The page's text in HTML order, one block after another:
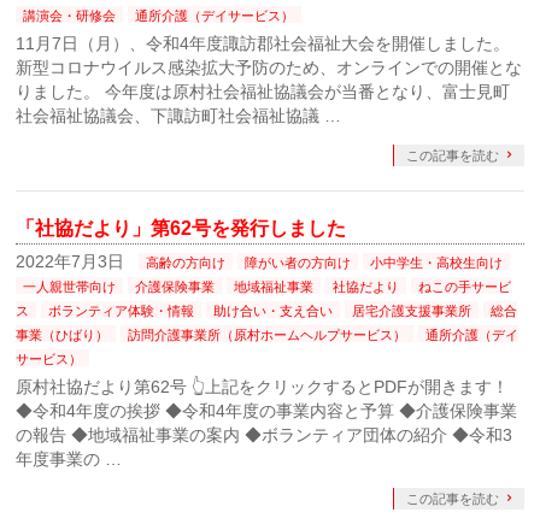
講演会・研修会
通所介護（デイサービス）
11月7日（月）、令和4年度諏訪郡社会福祉大会を開催しました。
新型コロナウイルス感染拡大予防のため、オンラインでの開催とな
りました。 今年度は原村社会福祉協議会が当番となり、富士見町
社会福祉協議会、下諏訪町社会福祉協議 …
この記事を読む
「社協だより」第62号を発行しました
2022年7月3日 高齢の方向け 障がい者の方向け
小中学生・高校生向け
一人親世帯向け
介護保険事業 地域福祉事業 社協だより
ねこの手サービ
ス
ボランティア体験・情報 助け合い・支え合い 居宅介護支援事業所
総合
事業（ひばり）
訪問介護事業所（原村ホームヘルプサービス）
通所介護（デイ
サービス）
原村社協だより第62号 👆上記をクリックするとPDFが開きます！
◆令和4年度の挨拶 ◆令和4年度の事業内容と予算 ◆介護保険事業
の報告 ◆地域福祉事業の案内 ◆ボランティア団体の紹介 ◆令和3
年度事業の …
この記事を読む